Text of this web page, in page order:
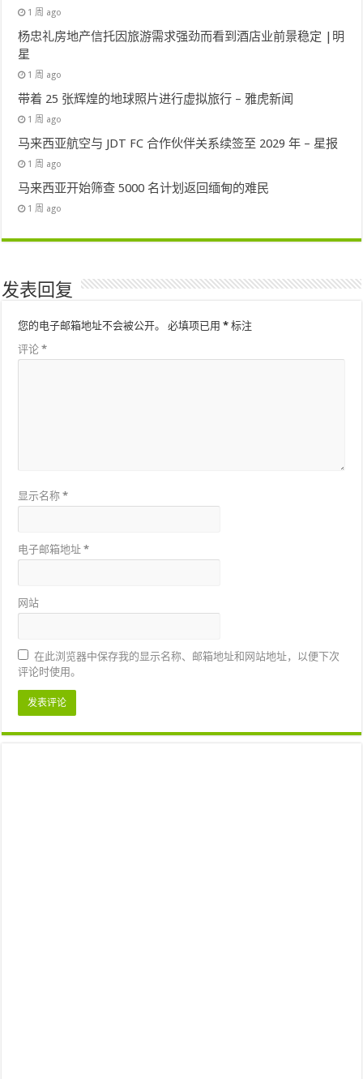
1 周 ago
杨忠礼房地产信托因旅游需求强劲而看到酒店业前景稳定 |明
星
1 周 ago
带着 25 张辉煌的地球照片进行虚拟旅行 – 雅虎新闻
1 周 ago
马来西亚航空与 JDT FC 合作伙伴关系续签至 2029 年 – 星报
1 周 ago
马来西亚开始筛查 5000 名计划返回缅甸的难民
1 周 ago
发表回复
您的电子邮箱地址不会被公开。 必填项已用* 标注
评论*
显示名称*
电子邮箱地址*
网站
在此浏览器中保存我的显示名称、邮箱地址和网站地址，以便下次
评论时使用。